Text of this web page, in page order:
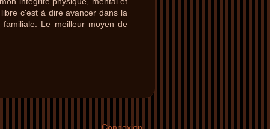
c'est à dire avancer dans la
Le meilleur moyen de